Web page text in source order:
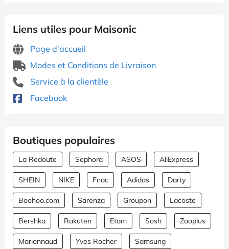
Liens utiles pour Maisonic
Page d'accueil
Modes et Conditions de Livraison
Service à la clientèle
Facebook
Boutiques populaires
La Redoute Sephora ASOS AliExpress
SHEIN NIKE Fnac Adidas Darty
Boohoo.com Sarenza Groupon Lacoste
Bershka Rakuten Etam Sosh Zooplus
Marionnaud Yves Rocher Samsung